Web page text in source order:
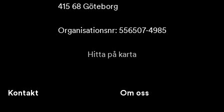
415 68 Göteborg
Organisationsnr: 556507-4985
Hitta på karta
Kontakt Om oss